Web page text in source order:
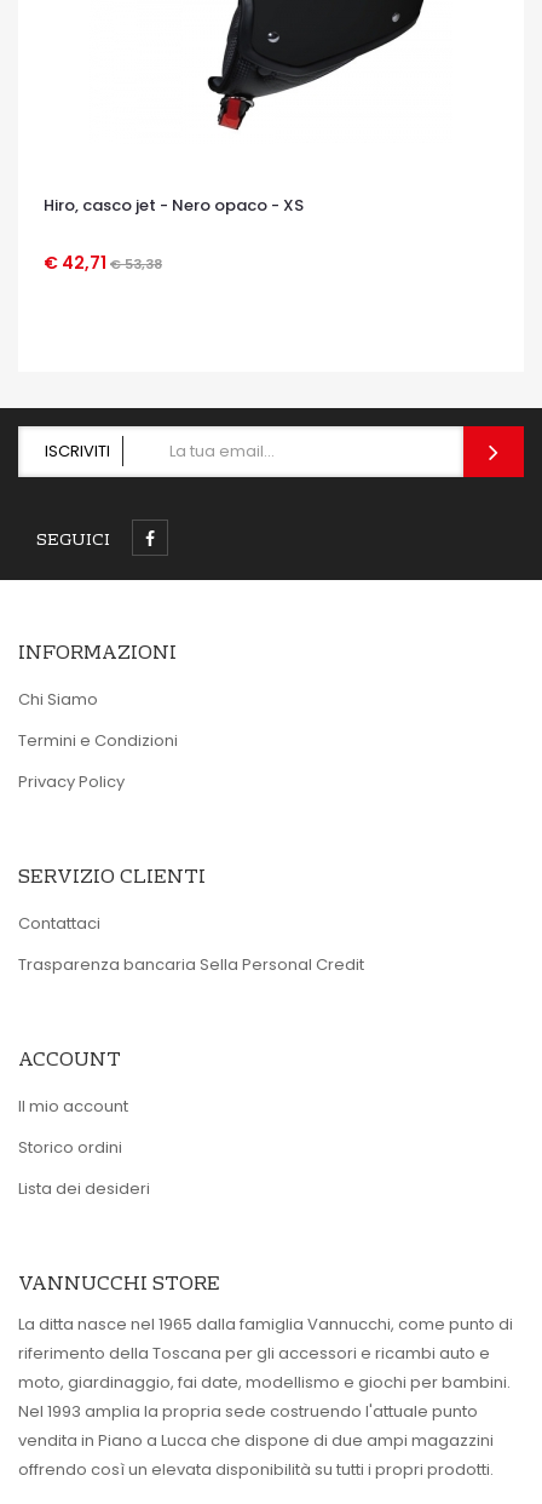
Hiro, casco jet - Nero opaco - XS
€ 42,71 € 53,38
OCCHIATA VELOCE
ISCRIVITI
SEGUICI
INFORMAZIONI
Chi Siamo
Termini e Condizioni
Privacy Policy
SERVIZIO CLIENTI
Contattaci
Trasparenza bancaria Sella Personal Credit
ACCOUNT
Il mio account
Storico ordini
Lista dei desideri
VANNUCCHI STORE
La ditta nasce nel 1965 dalla famiglia Vannucchi, come punto di
riferimento della Toscana per gli accessori e ricambi auto e
moto, giardinaggio, fai date, modellismo e giochi per bambini.
Nel 1993 amplia la propria sede costruendo l'attuale punto
vendita in Piano a Lucca che dispone di due ampi magazzini
offrendo così un elevata disponibilità su tutti i propri prodotti.